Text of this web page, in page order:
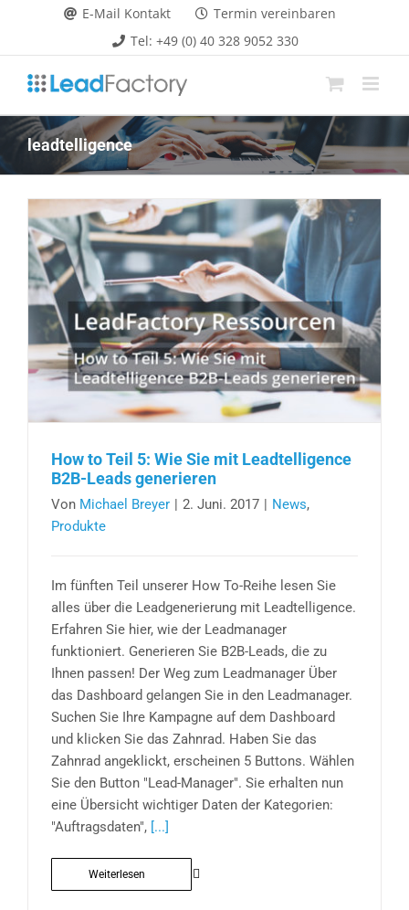
springen
E-Mail Kontakt
Termin vereinbaren
Tel: +49 (0) 40 328 9052 330
leadtelligence
How to Teil 5: Wie Sie mit Leadtelligence
B2B-Leads generieren
Von Michael Breyer | 2. Juni. 2017 | News,
Produkte
Im fünften Teil unserer How To-Reihe lesen Sie
alles über die Leadgenerierung mit Leadtelligence.
Erfahren Sie hier, wie der Leadmanager
funktioniert. Generieren Sie B2B-Leads, die zu
Ihnen passen! Der Weg zum Leadmanager Über
das Dashboard gelangen Sie in den Leadmanager.
Suchen Sie Ihre Kampagne auf dem Dashboard
und klicken Sie das Zahnrad. Haben Sie das
Zahnrad angeklickt, erscheinen 5 Buttons. Wählen
Sie den Button "Lead-Manager". Sie erhalten nun
eine Übersicht wichtiger Daten der Kategorien:
"Auftragsdaten", [...]
Weiterlesen